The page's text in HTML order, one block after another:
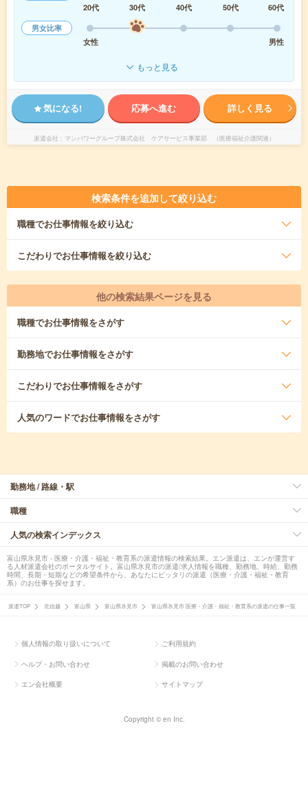
20代
30代 40代 50代
60代
男女比率
女性
男性
もっと見る
気になる! 応募へ進む 詳しく見る
派遣会社 マンパワーグループ株式会社 ケアサービス事業部 （医療福祉介護関連）
検索条件を追加して絞り込む
職種でお仕事情報を絞り込む
こだわりでお仕事情報を絞り込む
他の検索結果ページを見る
職種でお仕事情報をさがす
勤務地でお仕事情報をさがす
こだわりでお仕事情報をさがす
人気のワードでお仕事情報をさがす
勤務地 / 路線・駅
職種
人気の検索インデックス
富山県氷見市 - 医療・介護・福祉・教育系の派遣情報の検索結果。エン派遣は、エンが運営す
る人材派遣会社のポータルサイト。富山県氷見市の派遣/求人情報を職種、勤務地、時給、勤務
時間、長期・短期などの希望条件から、あなたにピッタリの派遣（医療・介護・福祉・教育
系）のお仕事を探せます。
派遣TOP 北信越 富山県 富山県氷見市 富山県氷見市 医療・介護・福祉・教育系の派遣の仕事一覧
個人情報の取り扱いについて ご利用規約
ヘルプ・お問い合わせ 掲載のお問い合わせ
エン会社概要 サイトマップ
Copyright © en Inc.